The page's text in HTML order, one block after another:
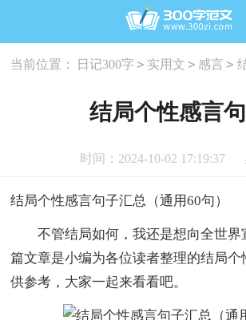
当前位置： 日记300字 > 实用文 > 感言 >
结局个性感言
时间：2024-10-02 17:19:37
结局个性感言句子汇总（通用60句）
不管结局如何，我还是想向全世界
篇文章是小编为各位读者整理的结局个
供参考，大家一起来看看吧。